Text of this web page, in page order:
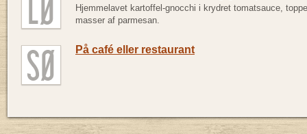
Hjemmelavet kartoffel-gnocchi i krydret tomatsauce,
masser af parmesan.
På café eller restaurant